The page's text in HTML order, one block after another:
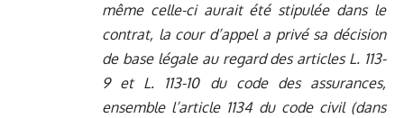
même celle-ci aurait été stipulée dans le
contrat, la cour d’appel a privé sa décision
de base légale au regard des articles L. 113-
9 et L. 113-10 du code des assurances,
ensemble l’article 1134 du code civil (dans